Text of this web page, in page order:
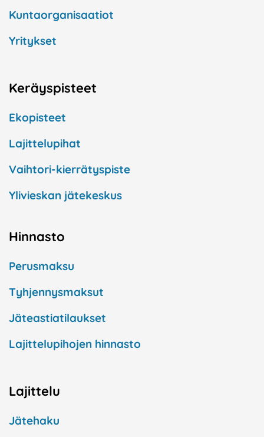
Kuntaorganisaatiot
Yritykset
Keräyspisteet
Ekopisteet
Lajittelupihat
Vaihtori-kierrätyspiste
Ylivieskan jätekeskus
Hinnasto
Perusmaksu
Tyhjennysmaksut
Jäteastiatilaukset
Lajittelupihojen hinnasto
Lajittelu
Jätehaku